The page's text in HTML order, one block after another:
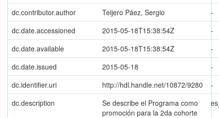
dc.contributor.author
Teijero Páez, Sergio
-
dc.date.accessioned
2015-05-18T15:38:54Z
-
dc.date.available
2015-05-18T15:38:54Z
-
dc.date.issued
2015-05-18
-
dc.identifier.uri
http://hdl.handle.net/10872/9280
-
dc.description
Se describe el Programa como
promoción para la 2da cohorte